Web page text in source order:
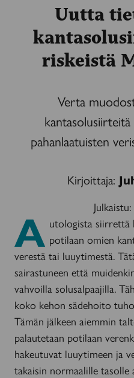
Uutta
riskeistä
Verta
pahanlaatuisten
Kirjoittaja:
Julkaistu:
A utologista siirrettä
potilaan omien
verestä tai luuytimestä.
sairastuneen että
vahvoilla solusalpaajilla.
koko kehon sädehoito
Tämän jälkeen aiemmin
palautetaan potilaan
hakeutuvat luuytimeen ja
takaisin normaalille tasolle